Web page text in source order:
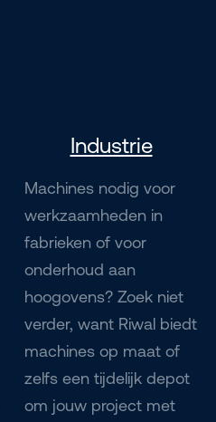
Industrie
Machines nodig voor
werkzaamheden in
fabrieken of voor
onderhoud aan
hoogovens? Zoek niet
verder, want Riwal biedt
machines op maat of
zelfs een tijdelijk depot
om jouw project met